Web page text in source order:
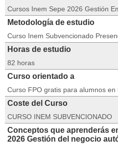
Cursos Inem Sepe 2026 Gestión
Metodología de estudio
Curso Inem Subvencionado
Horas de estudio
82 horas
Curso orientado a
Curso FPO gratis para alumnos en
Coste del Curso
CURSO INEM SUBVENCIONADO
Conceptos que aprenderás
2026 Gestión del negocio